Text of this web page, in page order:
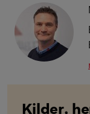
Kilder,